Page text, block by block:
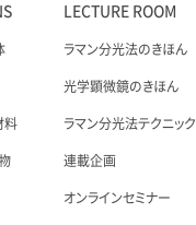
料
LECTURE ROOM
ラマン分光法のきほん
光学顕微鏡のきほん
ラマン分光法テクニック
連載企画
オンラインセミナー